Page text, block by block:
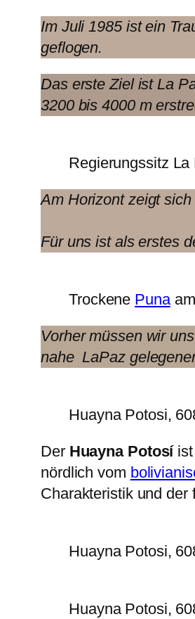
Im Juli 1985 ist ein
geflogen.
Das erste Ziel ist La
3200 bis 4000 m
Regierungssitz
Am Horizont zeigt
Für uns ist als erstes
Trockene Puna
Vorher müssen wir
nahe LaPaz
Huayna Potosi,
Der Huayna Potosíist
nördlich vom
Charakteristik und der
Huayna Potosi,
Huayna Potosi,